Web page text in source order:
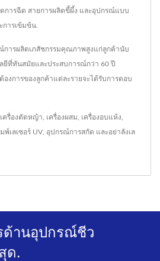
การฉีด สายการผลิตขี้ผึ้ง และอุปกรณ์แบบ
ารเข้มข้น.
การผลิตเภสัชกรรมคุณภาพสูงแก่ลูกค้านับ
ยีที่ทันสมัยและประสบการณ์กว่า 60 ปี
องการของลูกค้าแต่ละรายจะได้รับการตอบ
เครื่องตัดหญ้า เครื่องผสม เครื่องอบแห้ง
พ์เลเซอร์ UV อุปกรณ์การสกัด และอย่าลังเล
ด้านอุปกรณ์ชีว
ด.